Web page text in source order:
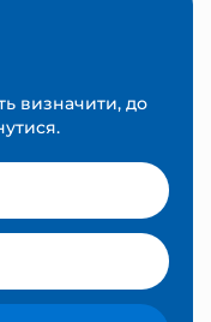
визначити, до